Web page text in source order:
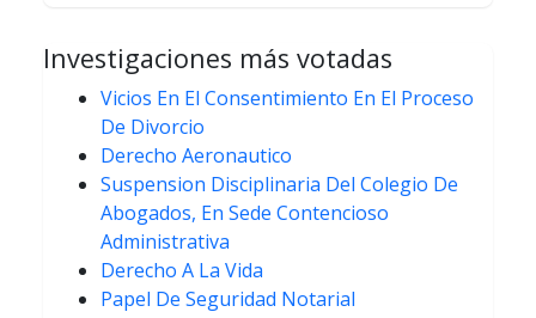
Investigaciones más votadas
Vicios En El Consentimiento En El Proceso
De Divorcio
Derecho Aeronautico
Suspension Disciplinaria Del Colegio De
Abogados, En Sede Contencioso
Administrativa
Derecho A La Vida
Papel De Seguridad Notarial